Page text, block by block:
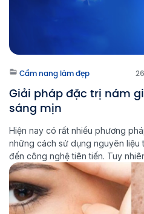
Cẩm nang làm đẹp
Giải pháp đặc trị nám
sáng mịn
Hiện nay có rất nhiều phương
những cách sử dụng nguyên liệu
đến công nghệ tiên tiến. Tuy
và ngăn ngừa nám quay trở lại,
pháp đặc trị nám là […]